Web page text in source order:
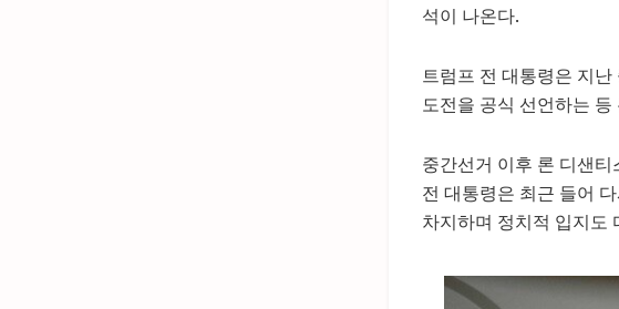
석이 나온다.
트럼프 전 대통령은 지
도전을 공식 선언하는
중간선거 이후 론 디샌
전 대통령은 최근 들어
차지하며 정치적 입지도